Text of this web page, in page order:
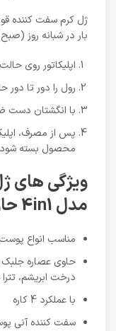
بار در شبانه روز
اپلیکاتور روی حالت on قرار داده شود.
رول را دور تا
با انگشتان دست
محصول بسته
ویژگی های
مدل 4in1 حاوی ویتامین سی
مناسب انواع پوست
حاوی عصاره جلبک
درخت ابریشم،
با عملکرد 4 کاره
سفت کننده آنی